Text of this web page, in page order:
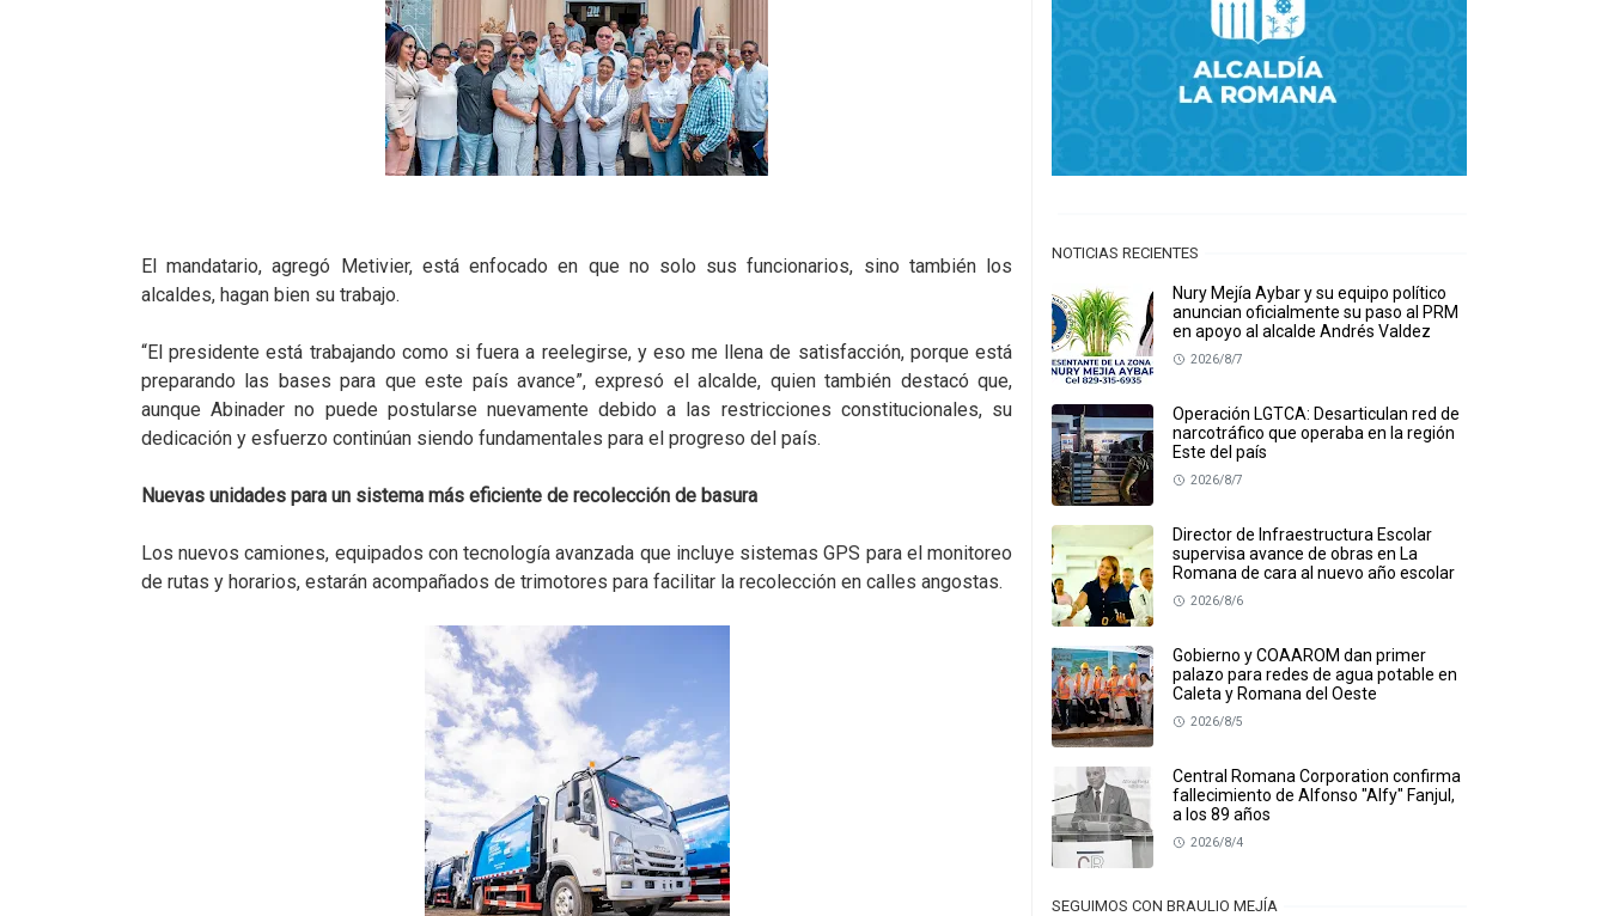
El mandatario, agregó Metivier, está enfocado en que no solo sus funcionarios, sino también los
alcaldes, hagan bien su trabajo.
“El presidente está trabajando como si fuera a reelegirse, y eso me llena de satisfacción, porque está
preparando las bases para que este país avance”, expresó el alcalde, quien también destacó que,
aunque Abinader no puede postularse nuevamente debido a las restricciones constitucionales, su
dedicación y esfuerzo continúan siendo fundamentales para el progreso del país.
Nuevas unidades para un sistema más eficiente de recolección de basura
Los nuevos camiones, equipados con tecnología avanzada que incluye sistemas GPS para el monitoreo
de rutas y horarios, estarán acompañados de trimotores para facilitar la recolección en calles angostas.
NOTICIAS RECIENTES
Nury Mejía Aybar y su equipo político
anuncian oficialmente su paso al PRM
en apoyo al alcalde Andrés Valdez
2026/8/7
Operación LGTCA: Desarticulan red de
narcotráfico que operaba en la región
Este del país
2026/8/7
Director de Infraestructura Escolar
supervisa avance de obras en La
Romana de cara al nuevo año escolar
2026/8/6
Gobierno y COAAROM dan primer
palazo para redes de agua potable en
Caleta y Romana del Oeste
2026/8/5
Central Romana Corporation confirma
fallecimiento de Alfonso "Alfy" Fanjul,
a los 89 años
2026/8/4
SEGUIMOS CON BRAULIO MEJÍA